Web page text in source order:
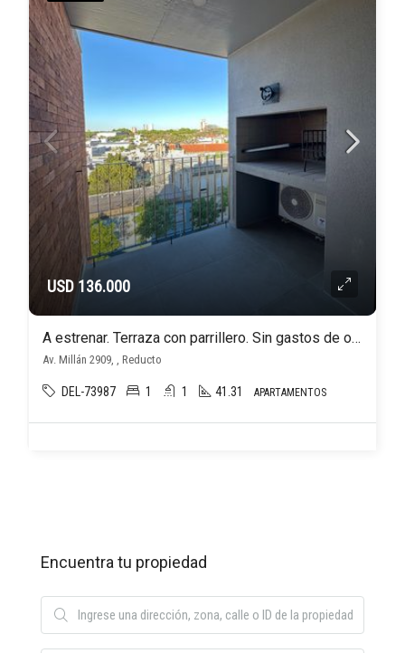
USD 136.000
A estrenar. Terraza con parrillero. Sin gastos de ocupación!
Av. Millán 2909, , Reducto
DEL-73987 1 1 41.31 APARTAMENTOS
Encuentra tu propiedad